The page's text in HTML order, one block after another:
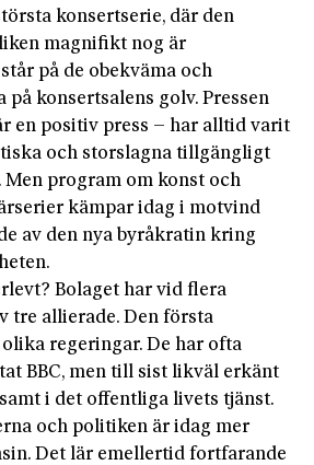
konsertserie, där den
magnifikt nog är
på de obekväma och
på konsertsalens golv. Pressen
en positiv press – har alltid varit
och storslagna tillgängligt
program om konst och
kämpar idag i motvind
av den nya byråkratin kring
Bolaget har vid flera
tre allierade. Den första
regeringar. De har ofta
BBC, men till sist likväl erkänt
i det offentliga livets tjänst.
och politiken är idag mer
Det lär emellertid fortfarande